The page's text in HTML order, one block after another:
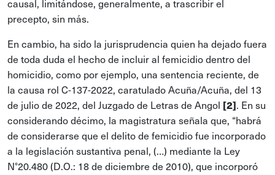
causal, limitándose, generalmente, a trascribir el
precepto, sin más.
En cambio, ha sido la jurisprudencia quien ha dejado fuera
de toda duda el hecho de incluir al femicidio dentro del
homicidio, como por ejemplo, una sentencia reciente, de
la causa rol C-137-2022, caratulado Acuña/Acuña, del 13
de julio de 2022, del Juzgado de Letras de Angol [2]. En su
considerando décimo, la magistratura señala que, “habrá
de considerarse que el delito de femicidio fue incorporado
a la legislación sustantiva penal, (…) mediante la Ley
N°20.480 (D.O.: 18 de diciembre de 2010), que incorporó